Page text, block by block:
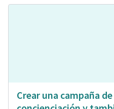
Crear una campaña de